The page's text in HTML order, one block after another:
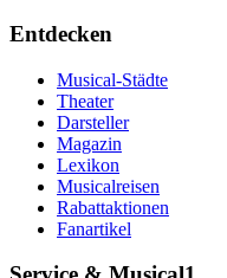
Entdecken
Musical-Städte
Theater
Darsteller
Magazin
Lexikon
Musicalreisen
Rabattaktionen
Fanartikel